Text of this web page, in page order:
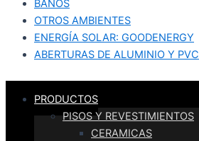
BAÑOS
OTROS AMBIENTES
ENERGÍA SOLAR: GOODENERGY
ABERTURAS DE ALUMINIO Y PVC
PRODUCTOS
PISOS Y REVESTIMIENTOS
CERAMICAS